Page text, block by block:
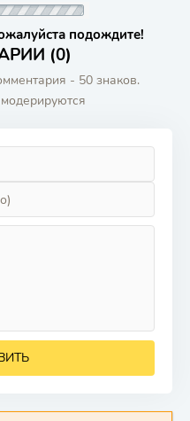
подождите!
(0)
- 50 знаков.